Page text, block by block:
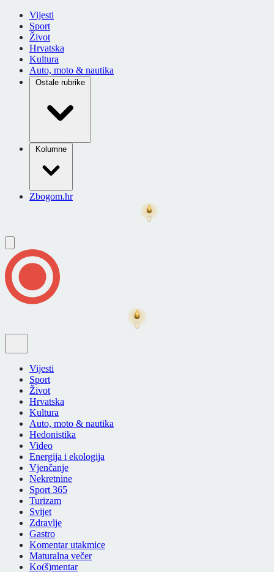
Vijesti
Sport
Život
Hrvatska
Kultura
Auto, moto & nautika
Ostale rubrike
Kolumne
Zbogom.hr
Vijesti
Sport
Život
Hrvatska
Kultura
Auto, moto & nautika
Hedonistika
Video
Energija i ekologija
Vjenčanje
Nekretnine
Sport 365
Turizam
Svijet
Zdravlje
Gastro
Komentar utakmice
Maturalna večer
Ko(š)mentar